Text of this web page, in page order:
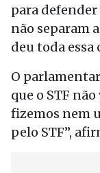
para defender
não separam
deu toda essa
O
que o STF
fizemos nem
pelo STF”,